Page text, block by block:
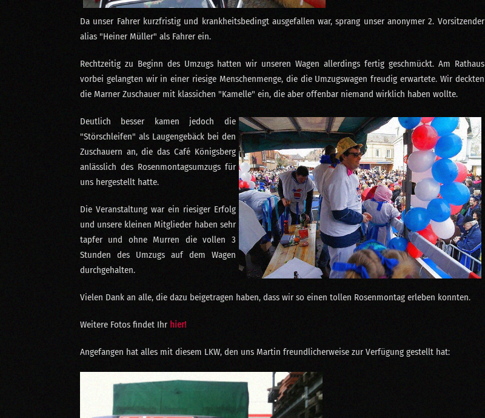
Da unser Fahrer kurzfristig und krankheitsbedingt ausgefallen war, sprang unser anonymer 2. Vorsitzender
alias "Heiner Müller" als Fahrer ein.
Rechtzeitig zu Beginn des Umzugs hatten wir unseren Wagen allerdings fertig geschmückt. Am Rathaus
vorbei gelangten wir in einer riesige Menschenmenge, die die Umzugswagen freudig erwartete. Wir deckten
die Marner Zuschauer mit klassichen "Kamelle" ein, die aber offenbar niemand wirklich haben wollte.
Deutlich besser kamen jedoch die
"Störschleifen" als Laugengebäck bei den
Zuschauern an, die das Café Königsberg
anlässlich des Rosenmontagsumzugs für
uns hergestellt hatte.
Die Veranstaltung war ein riesiger Erfolg
und unsere kleinen Mitglieder haben sehr
tapfer und ohne Murren die vollen 3
Stunden des Umzugs auf dem Wagen
durchgehalten.
Vielen Dank an alle, die dazu beigetragen haben, dass wir so einen tollen Rosenmontag erleben konnten.
Weitere Fotos findet Ihr hier!
Angefangen hat alles mit diesem LKW, den uns Martin freundlicherweise zur Verfügung gestellt hat: